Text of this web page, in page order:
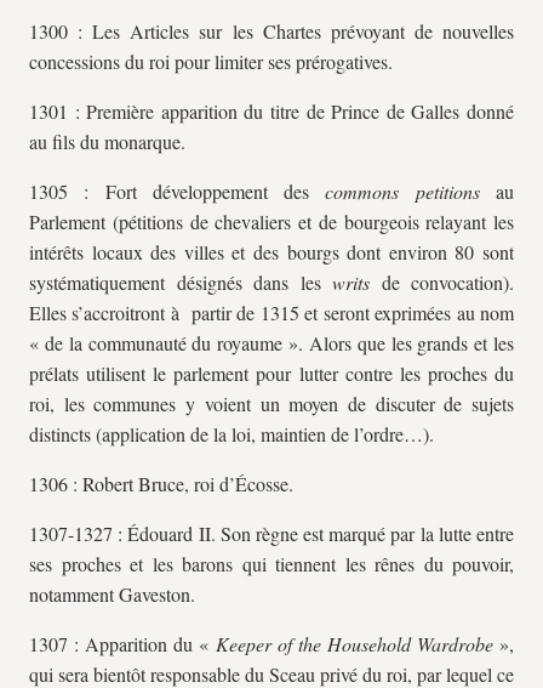
1300 : Les Articles sur les Chartes prévoyant de nouvelles
concessions du roi pour limiter ses prérogatives.
1301 : Première apparition du titre de Prince de Galles donné
au fils du monarque.
1305 : Fort développement descommons petitionsau
Parlement (pétitions de chevaliers et de bourgeois relayant les
intérêts locaux des villes et des bourgs dont environ 80 sont
systématiquement désignés dans les writs de convocation).
Elles s’accroitront à partir de 1315 et seront exprimées au nom
« de la communauté du royaume ». Alors que les grands et les
prélats utilisent le parlement pour lutter contre les proches du
roi, les communes y voient un moyen de discuter de sujets
distincts (application de la loi, maintien de l’ordre…).
1306 : Robert Bruce, roi d’Écosse.
1307-1327 : Édouard II. Son règne est marqué par la lutte entre
ses proches et les barons qui tiennent les rênes du pouvoir,
notamment Gaveston.
1307 : Apparition du « Keeper of the Household Wardrobe»,
qui sera bientôt responsable du Sceau privé du roi, par lequel ce